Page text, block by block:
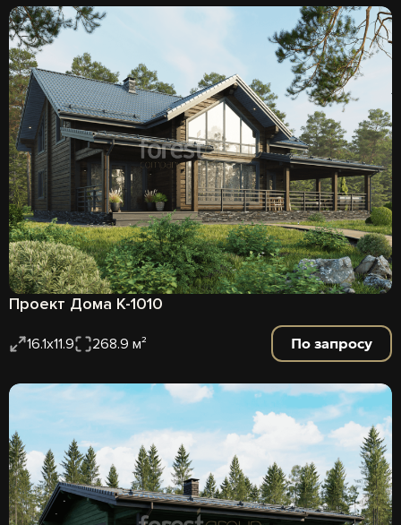
Проект Дома К-1010
16.1x11.9 268.9 м² По запросу